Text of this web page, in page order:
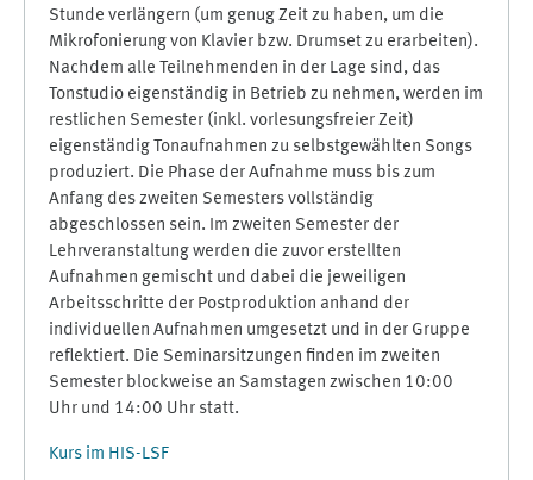
Stunde verlängern (um genug Zeit zu haben, um die
Mikrofonierung von Klavier bzw. Drumset zu erarbeiten).
Nachdem alle Teilnehmenden in der Lage sind, das
Tonstudio eigenständig in Betrieb zu nehmen, werden im
restlichen Semester (inkl. vorlesungsfreier Zeit)
eigenständig Tonaufnahmen zu selbstgewählten Songs
produziert. Die Phase der Aufnahme muss bis zum
Anfang des zweiten Semesters vollständig
abgeschlossen sein. Im zweiten Semester der
Lehrveranstaltung werden die zuvor erstellten
Aufnahmen gemischt und dabei die jeweiligen
Arbeitsschritte der Postproduktion anhand der
individuellen Aufnahmen umgesetzt und in der Gruppe
reflektiert. Die Seminarsitzungen finden im zweiten
Semester blockweise an Samstagen zwischen 10:00
Uhr und 14:00 Uhr statt.
Kurs im HIS-LSF